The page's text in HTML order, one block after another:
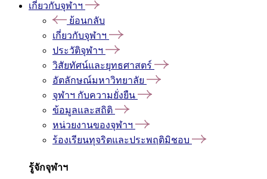
เกี่ยวกับจุฬาฯ
ย้อนกลับ
เกี่ยวกับจุฬาฯ
ประวัติจุฬาฯ
วิสัยทัศน์และยุทธศาสตร์
อัตลักษณ์มหาวิทยาลัย
จุฬาฯ กับความยั่งยืน
ข้อมูลและสถิติ
หน่วยงานของจุฬาฯ
ร้องเรียนทุจริตและประพฤติมิชอบ
รู้จักจุฬาฯ